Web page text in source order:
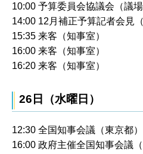
10:00 予算委員会協議会（議場
14:00 12月補正予算記者会見
15:35 来客（知事室）
16:00 来客（知事室）
16:20 来客（知事室）
26日（水曜日）
12:30 全国知事会議（東京都）
16:00 政府主催全国知事会議（